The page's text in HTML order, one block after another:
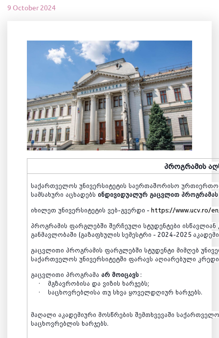
9 October 2024
პროგრამის
საქართველოს უნივერსიტეტის საერთაშორისო
სამსახური აცხადებს ინდივიდუალურ გაცვლით პროგრამას
იხილეთ უნივერსიტეტის ვებ-გვერდი - https://www.ucv.ro/
პროგრამის ფარგლებში შერჩეული სტუდენტები ისწავლიან
განმავლობაში (გაზაფხულის სემესტრი - 2024-2025
გაცვლითი პროგრამის ფარგლებში სტუდენტი მიმღებ
საქართველოს უნივერსიტეტში ფარავს აღიარებული
გაცვლითი პროგრამა არ მოიცავს :
·
მგზავრობისა და ვიზის ხარჯებს;
·
საცხოვრებლისა თუ სხვა ყოველდღიურ ხარჯებს.
მაღალი აკადემიური მოსწრების შემთხვევაში
საცხოვრებლის ხარჯებს.